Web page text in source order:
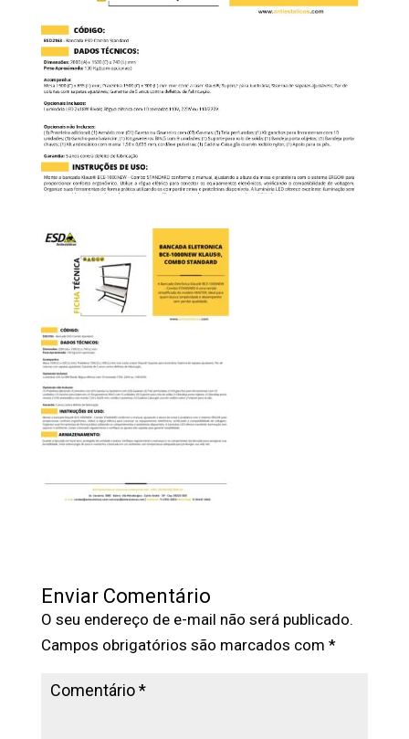
Enviar Comentário
O seu endereço de e-mail não será publicado.
Campos obrigatórios são marcados com *